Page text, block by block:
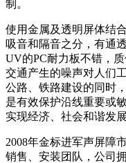
制。
使用金属及透明屏体结
吸音和隔音之分，有通
UV的PC耐力板不错，
交通产生的噪声对人们
公路、铁路建设的同时
是有效保护沿线重要或
实现经济、社会和谐发
2008年金标进军声屏障
销售、安装团队，公司